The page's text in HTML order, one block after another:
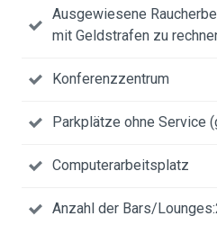
Ausgewiesene
mit Geldstrafen zu
Konferenzzentrum
Parkplätze ohne Service
Computerarbeitsplatz
Anzahl der Bars/